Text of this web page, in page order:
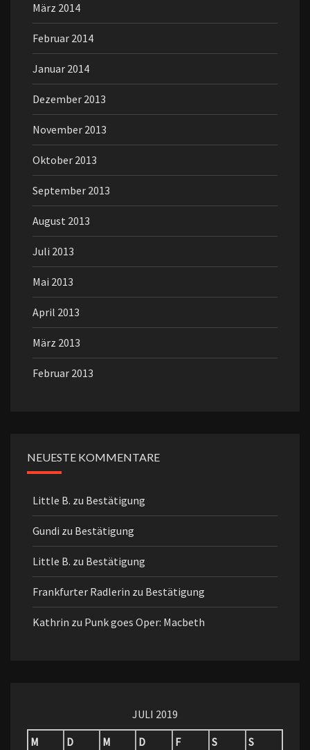
März 2014
Februar 2014
Januar 2014
Dezember 2013
November 2013
Oktober 2013
September 2013
August 2013
Juli 2013
Mai 2013
April 2013
März 2013
Februar 2013
NEUESTE KOMMENTARE
Little B. zu Bestätigung
Gundi zu Bestätigung
Little B. zu Bestätigung
Frankfurter Radlerin zu Bestätigung
Kathrin zu Punk goes Oper: Macbeth
JULI 2019
M
D M D F S
S